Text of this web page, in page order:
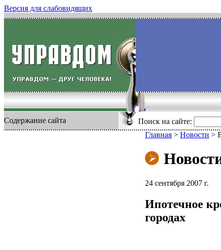
Версия для слабовидящих
Содержание сайта Поиск на сайте:
Главная > Новости >
24 сентября 2007 г.
Ипотечное
городах